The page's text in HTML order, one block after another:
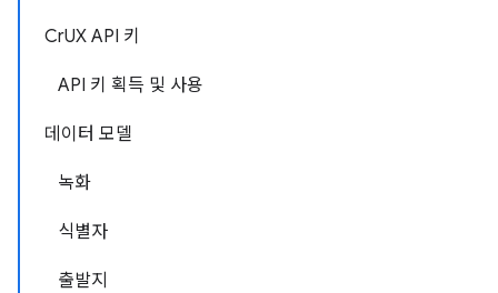
CrUX API 키
API 키 획득 및 사용
데이터 모델
녹화
식별자
출발지